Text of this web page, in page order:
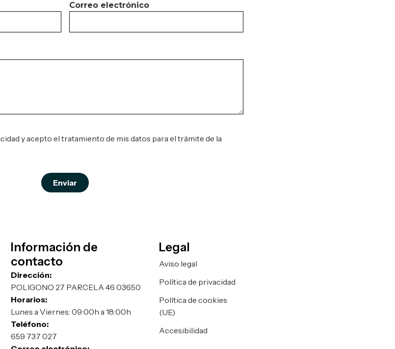
Correo electrónico
y acepto el tratamiento de mis datos para el trámite de la
Enviar
Información de
contacto
Dirección:
POLIGONO 27 PARCELA 46 03650
Horarios:
Lunes a Viernes: 09:00h a 18:00h
Teléfono:
659 737 027
Legal
Aviso legal
Política de privacidad
Política de cookies
(UE)
Accesibilidad